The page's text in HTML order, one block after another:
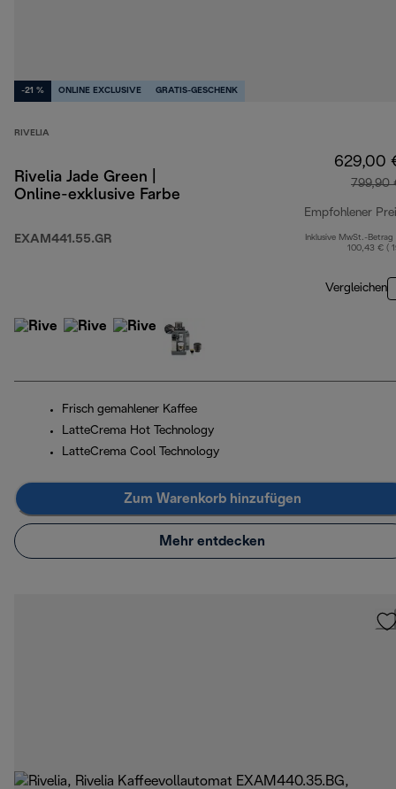
-21 % ONLINE EXCLUSIVE GRATIS-GESCHENK
RIVELIA
Rivelia Jade Green |
Online-exklusive Farbe
EXAM441.55.GR
629,00
799,90
Empfohlener
Inklusive MwSt.-Betrag
100,43 € (
Vergleichen
Frisch gemahlener Kaffee
LatteCrema Hot Technology
LatteCrema Cool Technology
Zum Warenkorb hinzufügen
Mehr entdecken